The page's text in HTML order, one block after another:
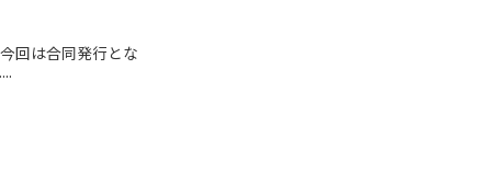
回は合同発行とな